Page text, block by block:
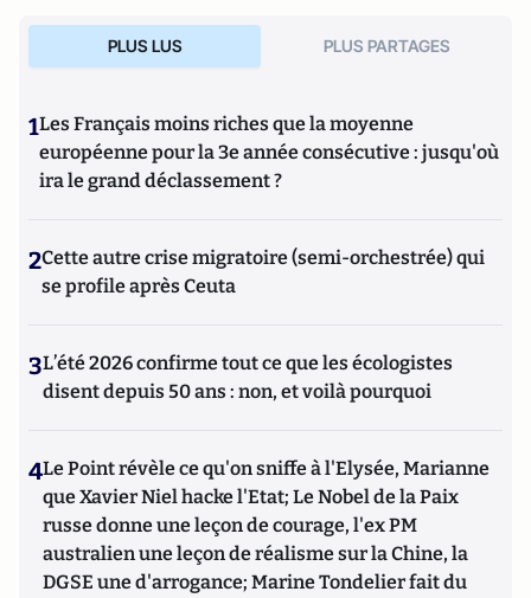
PLUS LUS PLUS PARTAGES
1Les Français moins riches que la moyenne
européenne pour la 3e année consécutive : jusqu'où
ira le grand déclassement ?
2Cette autre crise migratoire (semi-orchestrée) qui
se profile après Ceuta
3L’été 2026 confirme tout ce que les écologistes
disent depuis 50 ans : non, et voilà pourquoi
4Le Point révèle ce qu'on sniffe à l'Elysée, Marianne
que Xavier Niel hacke l'Etat; Le Nobel de la Paix
russe donne une leçon de courage, l'ex PM
australien une leçon de réalisme sur la Chine, la
DGSE une d'arrogance; Marine Tondelier fait du